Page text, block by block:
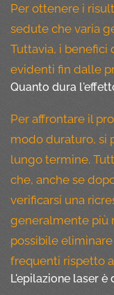
Per ottenere i
sedute che varia
Tuttavia, i benefici
evidenti fin dalle
Quanto dura
Per affrontare il
modo duraturo, si
lungo termine.
che, anche se
verificarsi una
generalmente più
possibile
frequenti rispetto
L'epilazione laser è